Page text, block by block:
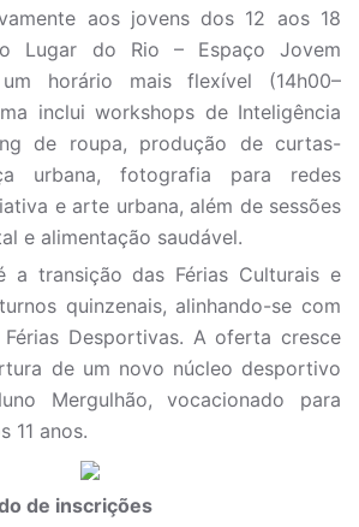
aos jovens dos 12 aos 18
Lugar do Rio – Espaço Jovem
horário mais flexível (14h00–
inclui workshops de Inteligência
de roupa, produção de curtas-
urbana, fotografia para redes
e arte urbana, além de sessões
e alimentação saudável.
a transição das Férias Culturais e
quinzenais, alinhando-se com
Desportivas. A oferta cresce
de um novo núcleo desportivo
Mergulhão, vocacionado para
11 anos.
de inscrições